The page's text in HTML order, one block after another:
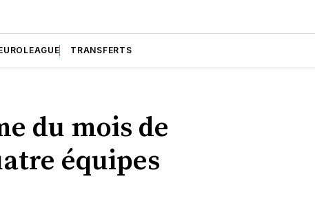
TRANSFERTS
du mois de
équipes